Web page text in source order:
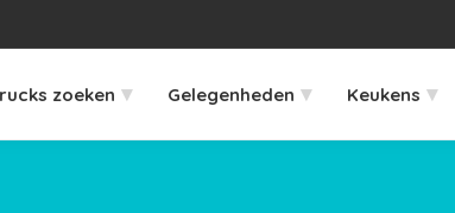
zoeken ▾ Gelegenheden ▾ Keukens ▾